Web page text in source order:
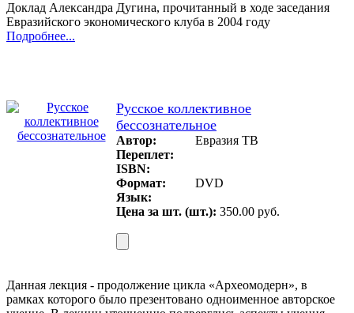
Доклад Александра Дугина, прочитанный в ходе заседания
Евразийского экономического клуба в 2004 году
Подробнее...
Русское коллективное
бессознательное
Автор:
Евразия ТВ
Переплет:
ISBN:
Формат:
DVD
Язык:
Цена за шт. (шт.): 350.00 руб.
Данная лекция - продолжение цикла «Археомодерн», в
рамках которого было презентовано одноименное авторское